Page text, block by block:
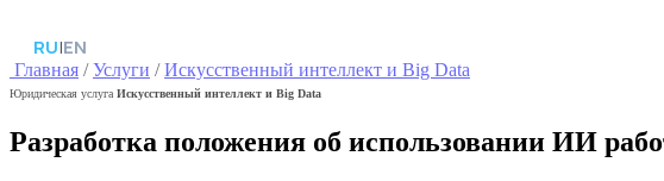
RU|EN
Главная /Услуги /Искусственный интеллект и Big Data
Юридическая услуга Искусственный интеллект и Big Data
Разработка положения об использовании ИИ